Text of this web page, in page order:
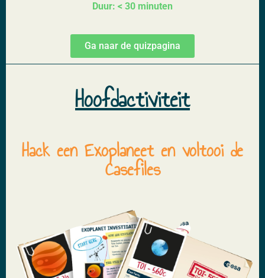
Duur: < 30 minuten
Ga naar de quizpagina
Hoofdactiviteit
Hack een Exoplaneet en voltooi de
Casefiles